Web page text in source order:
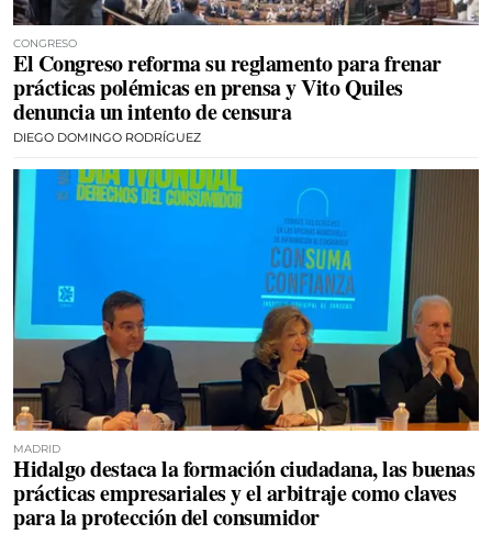
CONGRESO
El Congreso reforma su reglamento para frenar
prácticas polémicas en prensa y Vito Quiles
denuncia un intento de censura
DIEGO DOMINGO RODRÍGUEZ
MADRID
Hidalgo destaca la formación ciudadana, las buenas
prácticas empresariales y el arbitraje como claves
para la protección del consumidor